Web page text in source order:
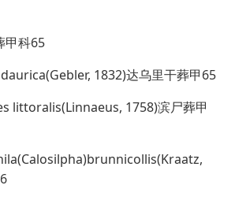
甲科65
1832)达乌里干葬甲65
littoralis(Linnaeus, 1758)滨尸葬甲